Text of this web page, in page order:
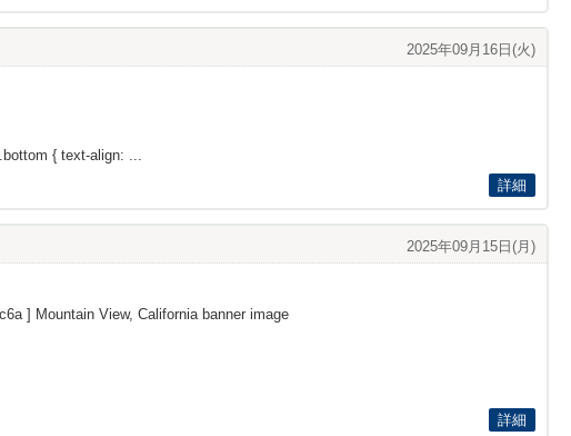
2025年09月16日(火)
{ text-align: ...
詳細
2025年09月15日(月)
] Mountain View, California banner image
詳細